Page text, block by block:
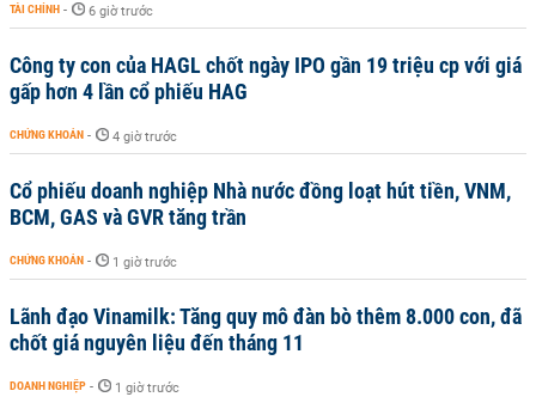
TÀI CHÍNH - 6 giờ trước
Công ty con của HAGL chốt ngày IPO gần 19 triệu cp với giá
gấp hơn 4 lần cổ phiếu HAG
CHỨNG KHOÁN - 4 giờ trước
Cổ phiếu doanh nghiệp Nhà nước đồng loạt hút tiền, VNM,
BCM, GAS và GVR tăng trần
CHỨNG KHOÁN - 1 giờ trước
Lãnh đạo Vinamilk: Tăng quy mô đàn bò thêm 8.000 con, đã
chốt giá nguyên liệu đến tháng 11
DOANH NGHIỆP - 1 giờ trước